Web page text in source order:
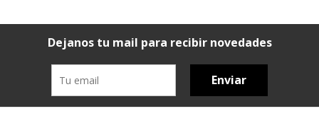
Dejanos tu mail para recibir novedades
Enviar